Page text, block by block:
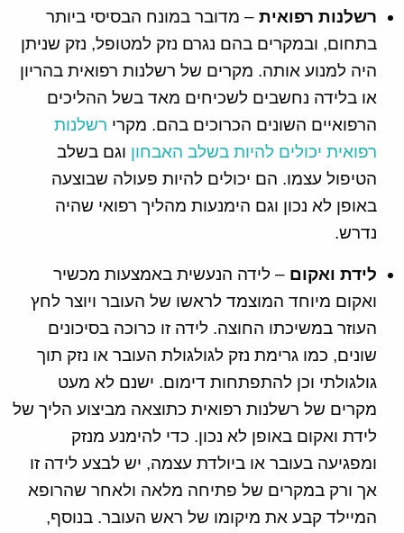
רשלנות רפואית – מדובר במונח הבסיסי ביותר
בתחום, ובמקרים בהם נגרם נזק למטופל, נזק שניתן
היה למנוע אותה. מקרים של רשלנות רפואית בהריון
או בלידה נחשבים לשכיחים מאד בשל ההליכים
הרפואיים השונים הכרוכים בהם. מקרי רשלנות
רפואית יכולים להיות בשלב האבחון וגם בשלב
הטיפול עצמו. הם יכולים להיות פעולה שבוצעה
באופן לא נכון וגם הימנעות מהליך רפואי שהיה
נדרש.
לידת ואקום – לידה הנעשית באמצעות מכשיר
ואקום מיוחד המוצמד לראשו של העובר ויוצר לחץ
העוזר במשיכתו החוצה. לידה זו כרוכה בסיכונים
שונים, כמו גרימת נזק לגולגולת העובר או נזק תוך
גולגולתי וכן להתפתחות דימום. ישנם לא מעט
מקרים של רשלנות רפואית כתוצאה מביצוע הליך של
לידת ואקום באופן לא נכון. כדי להימנע מנזק
ומפגיעה בעובר או ביולדת עצמה, יש לבצע לידה זו
אך ורק במקרים של פתיחה מלאה ולאחר שהרופא
המיילד קבע את מיקומו של ראש העובר. בנוסף,